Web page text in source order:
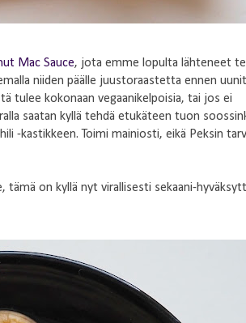
Mac Sauce, jota emme lopulta lähteneet
niiden päälle juustoraastetta ennen
tulee kokonaan vegaanikelpoisia, tai jos ei
saatan kyllä tehdä etukäteen tuon
-kastikkeen. Toimi mainiosti, eikä Peksin
tämä on kyllä nyt virallisesti sekaani-